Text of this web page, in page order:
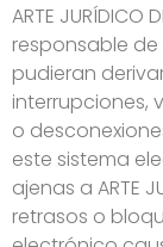
ARTE JURÍDICO
responsable
pudieran
interrupciones,
o
este sistema
ajenas a ARTE
retrasos o